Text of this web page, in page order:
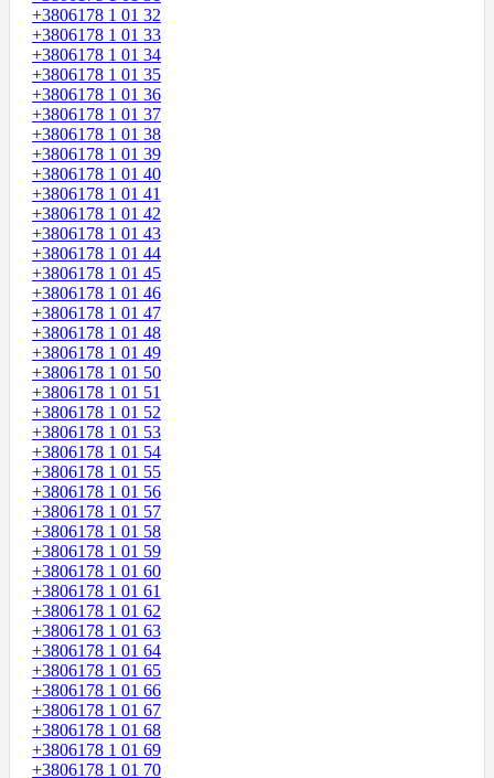
+3806178 1 01 32
+3806178 1 01 33
+3806178 1 01 34
+3806178 1 01 35
+3806178 1 01 36
+3806178 1 01 37
+3806178 1 01 38
+3806178 1 01 39
+3806178 1 01 40
+3806178 1 01 41
+3806178 1 01 42
+3806178 1 01 43
+3806178 1 01 44
+3806178 1 01 45
+3806178 1 01 46
+3806178 1 01 47
+3806178 1 01 48
+3806178 1 01 49
+3806178 1 01 50
+3806178 1 01 51
+3806178 1 01 52
+3806178 1 01 53
+3806178 1 01 54
+3806178 1 01 55
+3806178 1 01 56
+3806178 1 01 57
+3806178 1 01 58
+3806178 1 01 59
+3806178 1 01 60
+3806178 1 01 61
+3806178 1 01 62
+3806178 1 01 63
+3806178 1 01 64
+3806178 1 01 65
+3806178 1 01 66
+3806178 1 01 67
+3806178 1 01 68
+3806178 1 01 69
+3806178 1 01 70